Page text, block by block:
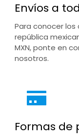
Envíos a
Para conocer
república
MXN, ponte en
nosotros.
Formas de